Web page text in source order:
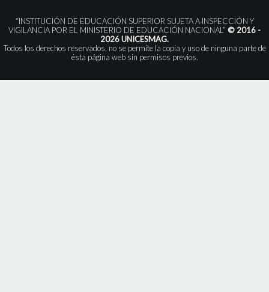
“INSTITUCIÓN DE EDUCACIÓN SUPERIOR SUJETA A INSPECCIÓN Y
VIGILANCIA POR EL MINISTERIO DE EDUCACIÓN NACIONAL” © 2016 -
2026 UNICESMAG.
Todos los derechos reservados, no se permite la copia y uso de ninguna parte de
ésta página web sin permisos previos.